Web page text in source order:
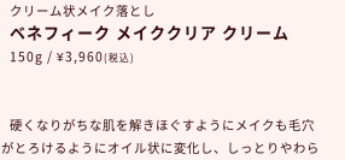
クリーム状メイク落とし
ベネフィーク メイククリア クリーム
150g / ¥3,960(税込)
硬くなりがちな肌を解きほぐすようにメイクも毛穴
とろけるようにオイル状に変化し、しっとりやわら